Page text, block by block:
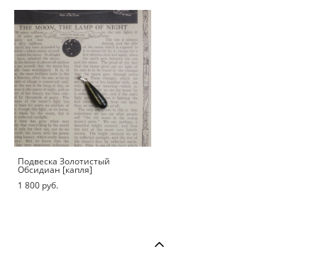
Подвеска Золотистый
Обсидиан [капля]
1 800 pуб.